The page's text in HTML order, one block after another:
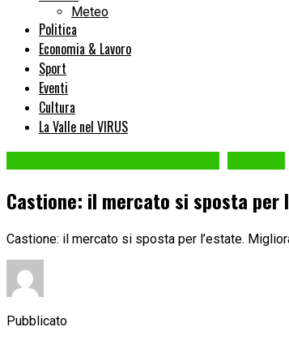
Meteo
Politica
Economia & Lavoro
Sport
Eventi
Cultura
La Valle nel VIRUS
Castione: il mercato si sposta per
Castione: il mercato si sposta per l’estate.
Pubblicato